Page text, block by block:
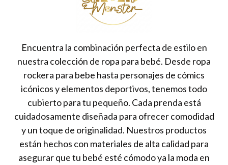
Encuentra la combinación perfecta de estilo en
nuestra colección de ropa para bebé. Desde ropa
rockera para bebe hasta personajes de cómics
icónicos y elementos deportivos, tenemos todo
cubierto para tu pequeño. Cada prenda está
cuidadosamente diseñada para ofrecer comodidad
y un toque de originalidad. Nuestros productos
están hechos con materiales de alta calidad para
asegurar que tu bebé esté cómodo ya la moda en